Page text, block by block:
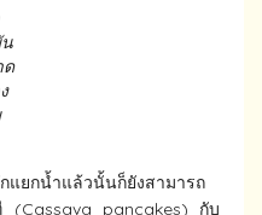
ด
แยกน้ำแล้วนั้นก็ยังสามารถ
(Cassava pancakes) กับ